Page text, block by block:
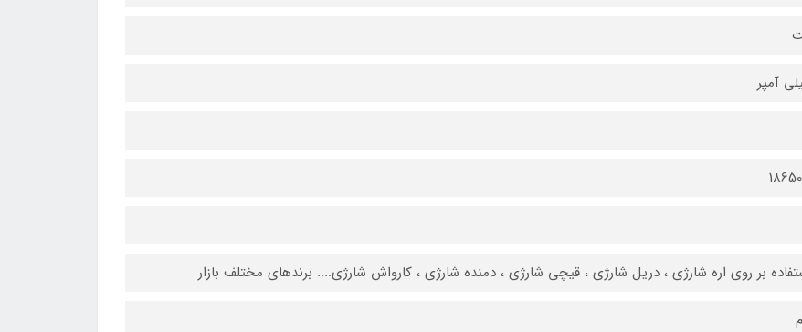
بر روی اره شارژی ، دریل شارژی ، قیچی شارژی ، دمنده شارژی ، کارواش شارژی.... برندهای مختلف بازار